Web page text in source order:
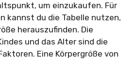
um einzukaufen. Für
kannst du die Tabelle nutzen,
herauszufinden. Die
und das Alter sind die
Eine Körpergröße von